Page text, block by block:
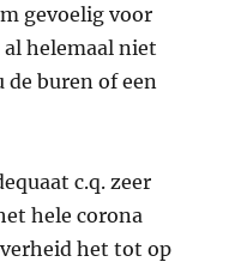
gevoelig voor
helemaal niet
buren of een
c.q. zeer
hele corona
het tot op